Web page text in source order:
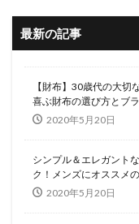
最新の記事
【財布】30歳代の大
喜ぶ財布の選び方とブ
2020年5月20日
シンプル＆エレガント
ク！メンズにオススメ
2020年5月20日